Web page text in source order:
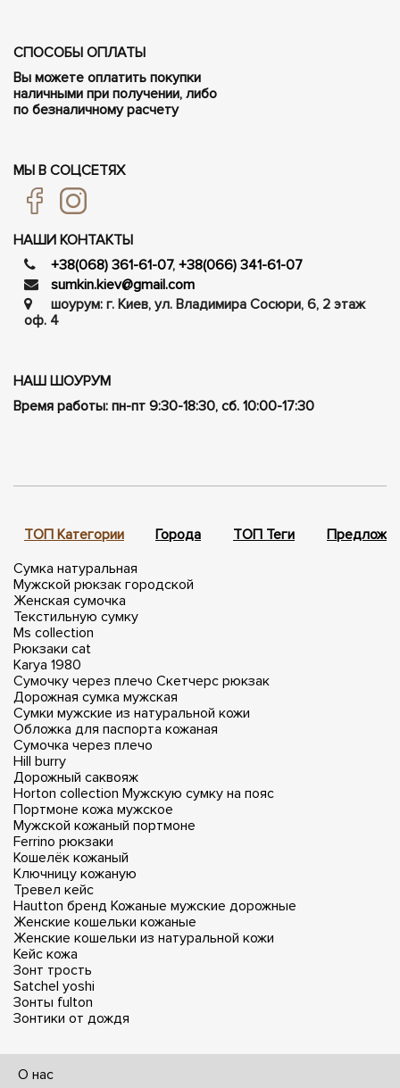
СПОСОБЫ ОПЛАТЫ
Вы можете оплатить покупки
наличными при получении, либо
по безналичному расчету
МЫ В СОЦСЕТЯХ
НАШИ КОНТАКТЫ
+38(068) 361-61-07, +38(066) 341-61-07
sumkin.kiev@gmail.com
шоурум: г. Киев, ул. Владимира Сосюри, ​​6, 2 этаж
оф. 4
НАШ ШОУРУМ
Время работы: пн-пт 9:30-18:30, сб. 10:00-17:30
ТОП Категории Города ТОП Теги
Сумка натуральная
Мужской рюкзак городской
Женская сумочка
Текстильную сумку
Ms collection
Рюкзаки cat
Karya 1980
Сумочку через плечо Скетчерс рюкзак
Дорожная сумка мужская
Сумки мужские из натуральной кожи
Обложка для паспорта кожаная
Сумочка через плечо
Hill burry
Дорожный саквояж
Horton collection Мужскую сумку на пояс
Портмоне кожа мужское
Мужской кожаный портмоне
Ferrino рюкзаки
Кошелёк кожаный
Ключницу кожаную
Тревел кейс
Hautton бренд Кожаные мужские дорожные
Женские кошельки кожаные
Женские кошельки из натуральной кожи
Кейс кожа
Зонт трость
Satchel yoshi
Зонты fulton
Зонтики от дождя
О нас